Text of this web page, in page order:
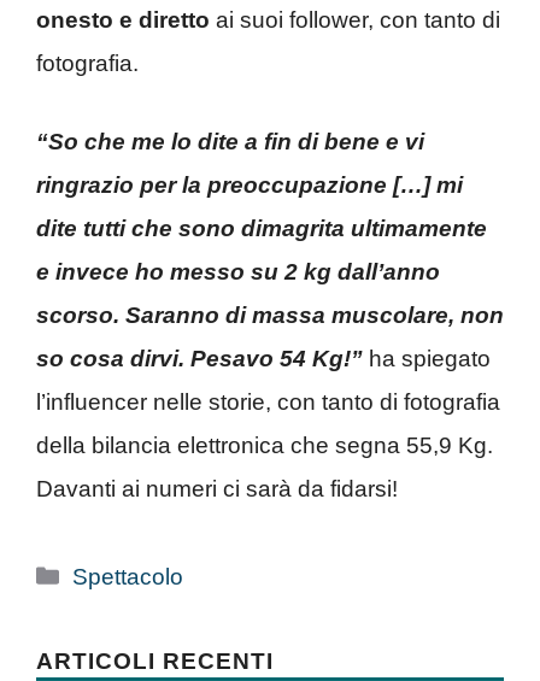
onesto e diretto ai suoi follower, con tanto di
fotografia.
“So che me lo dite a fin di bene e vi
ringrazio per la preoccupazione […] mi
dite tutti che sono dimagrita ultimamente
e invece ho messo su 2 kg dall’anno
scorso. Saranno di massa muscolare, non
so cosa dirvi. Pesavo 54 Kg!” ha spiegato
l’influencer nelle storie, con tanto di fotografia
della bilancia elettronica che segna 55,9 Kg.
Davanti ai numeri ci sarà da fidarsi!
Categorie
Spettacolo
ARTICOLI RECENTI